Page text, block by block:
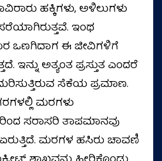
ಹಕ್ಕಿಗಳು, ಅಳಿಲುಗಳು
ಇಂಥ
ಒಣಗಿದಾಗ ಈ ಜೀವಿಗಳಿಗೆ
ಇನ್ನು ಅತ್ಯಂತ ಪ್ರಸ್ತುತ ಎಂದರೆ
ಸೆಕೆಯ ಪ್ರಮಾಣ.
ಮರಗಳು
ಸರಾಸರಿ ತಾಪಮಾನವು
ಮರಗಳ ಹಸಿರು ಚಾವಣಿ